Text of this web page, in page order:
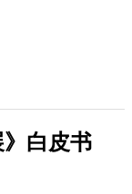
》白皮书